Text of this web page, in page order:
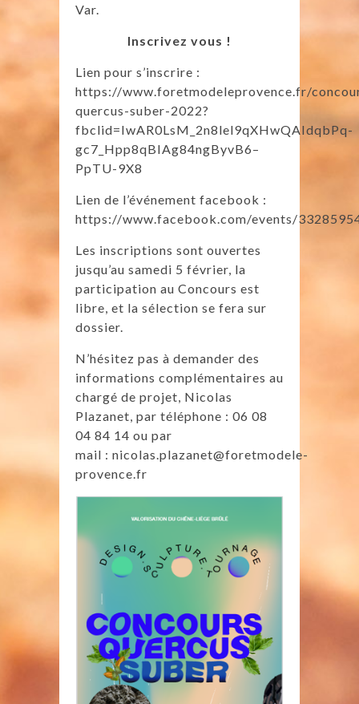
Var.
Inscrivez vous !
Lien pour s’inscrire :
https://www.foretmodeleprovence.fr/
quercus-suber-2022?
fbclid=IwAR0LsM_2n8lel9qXHwQAIdqbPq-
gc7_Hpp8qBIAg84ngByvB6–
PpTU-9X8
Lien de l’événement facebook :
https://www.facebook.com/events/
Les inscriptions sont ouvertes
jusqu’au samedi 5 février, la
participation au Concours est
libre, et la sélection se fera sur
dossier.
N’hésitez pas à demander des
informations complémentaires au
chargé de projet, Nicolas
Plazanet, par téléphone : 06 08
04 84 14 ou par
mail : nicolas.plazanet@foretmodele-
provence.fr